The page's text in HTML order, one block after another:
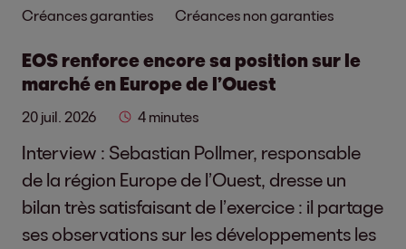
Créances garanties Créances non garanties
EOS renforce encore sa position sur le
marché en Europe de l’Ouest
20 juil. 2026 4 minutes
Interview : Sebastian Pollmer, responsable
de la région Europe de l’Ouest, dresse un
bilan très satisfaisant de l’exercice : il partage
ses observations sur les développements les